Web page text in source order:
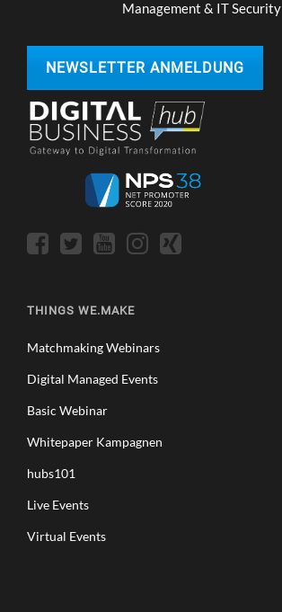
Management & IT Security
NEWSLETTER ANMELDUNG
THINGS WE.MAKE
Matchmaking Webinars
Digital Managed Events
Basic Webinar
Whitepaper Kampagnen
hubs101
Live Events
Virtual Events